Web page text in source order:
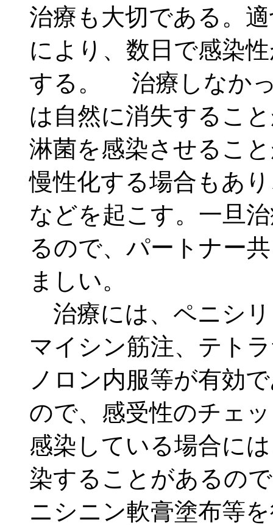
治療も大切である。
により、数日で感染
する。 治療しなか
は自然に消失するこ
淋菌を感染させるこ
慢性化する場合もあ
などを起こす。一旦
るので、パートナー
ましい。
治療には、ペニシ
マイシン筋注、テト
ノロン内服等が有効
ので、感受性のチェ
感染している場合に
染することがあるの
ニシニン軟膏塗布等